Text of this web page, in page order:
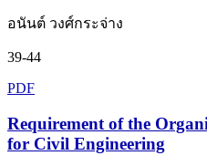
อนันต์ วงศ์กระจ่าง
39-44
PDF
Requirement of the
for Civil Engineering